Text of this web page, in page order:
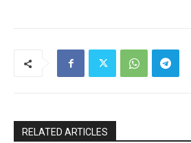
RELATED ARTICLES